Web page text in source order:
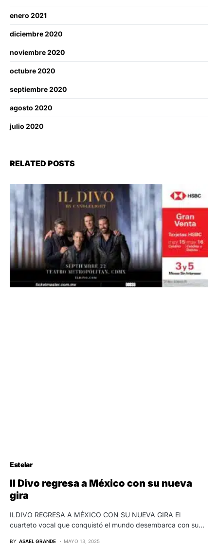
enero 2021
diciembre 2020
noviembre 2020
octubre 2020
septiembre 2020
agosto 2020
julio 2020
RELATED POSTS
Estelar
Il Divo regresa a México con su nueva
gira
ILDIVO REGRESA A MÉXICO CON SU NUEVA GIRA El
cuarteto vocal que conquistó el mundo desembarca con su…
BY ASAEL GRANDE MAYO 13, 2025